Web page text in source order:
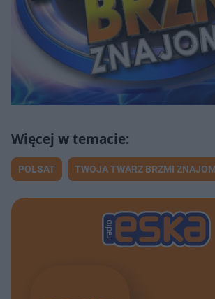
POLSAT TWOJA TWARZ BRZMI